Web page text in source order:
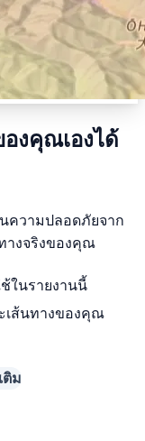
งคุณเองได้
ความปลอดภัยจาก
างจริงของคุณ
ในรายงานนี้
เส้นทางของคุณ
ติม